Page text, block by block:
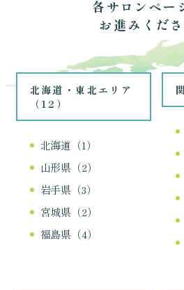
各サロンペー
お進みくだ
北海道・東北エリア
（12）
北海道（1）
山形県（2）
岩手県（3）
宮城県（2）
福島県（4）